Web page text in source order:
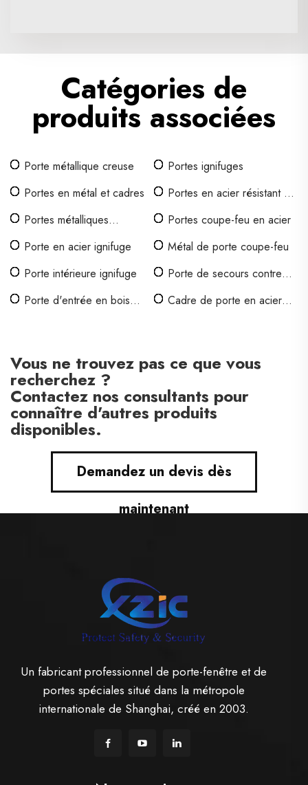
Catégories de
produits associées
Porte métallique creuse
Portes ignifuges
Portes en métal et cadres
Portes en acier résistant au
Portes métalliques
Portes coupe-feu en acier
Porte en acier ignifuge
Métal de porte coupe-feu
Porte intérieure ignifuge
Porte de secours contre
Porte d'entrée en bois
Cadre de porte en acier
Vous ne trouvez pas ce que vous
recherchez ?
Contactez nos consultants pour
connaître d'autres produits
disponibles.
Demandez un devis dès
maintenant
Un fabricant professionnel de porte-fenêtre et de
portes spéciales situé dans la métropole
internationale de Shanghai, créé en 2003.